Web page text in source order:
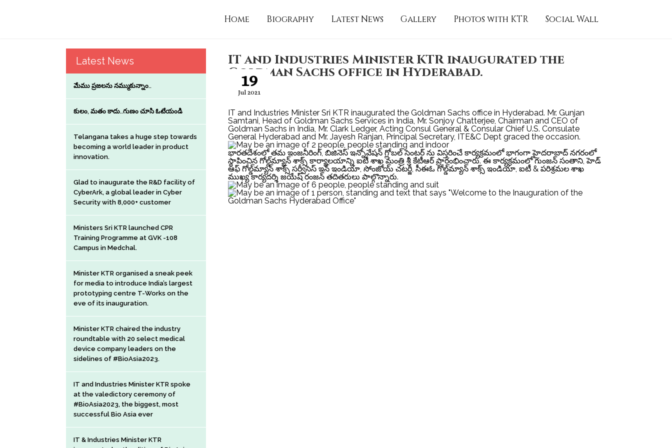
Home Biography Latest News Gallery Photos with KTR Social Wall
IT and Industries Minister KTR inaugurated the
Goldman Sachs office in Hyderabad.
19
Jul 2021
IT and Industries Minister Sri KTR inaugurated the Goldman Sachs office in Hyderabad. Mr. Gunjan
Samtani, Head of Goldman Sachs Services in India, Mr. Sonjoy Chatterjee, Chairman and CEO of
Goldman Sachs in India, Mr. Clark Ledger, Acting Consul General & Consular Chief U.S. Consulate
General Hyderabad and Mr. Jayesh Ranjan, Principal Secretary, ITE&C Dept graced the occasion.
భారతదేశంలో తమ ఇంజనీరింగ్, బిజినెస్ ఇన్నోవేషన్ గ్లోబల్ సెంటర్ ను విస్తరించే కార్యక్రమంలో భాగంగా హైదరాబాద్‌ నగరంలో
స్థాపించిన గోల్డ్‌మ్యాన్‌ శాక్స్‌ కార్యాలయాన్ని ఐటీ శాఖ మంత్రి శ్రీ కేటీఆర్‌ ప్రారంభించారు. ఈ కార్యక్రమంలో గుంజన్ సంతాని, హెడ్
ఆఫ్ గోల్డ్‌మ్యాన్‌ శాక్స్‌ సర్వీసెస్ ఇన్ ఇండియా, సోంజోయ్ చటర్జీ, సీఈఓ గోల్డ్‌మ్యాన్‌ శాక్స్‌ ఇండియా, ఐటీ & పరిశ్రమల శాఖ
ముఖ్య కార్యదర్శి జయేష్ రంజన్ తదితరులు పాల్గొన్నారు.
Latest News
మేము ప్రజలను నమ్ముకున్నాం..
కులం, మతం కాదు..గుణం చూసి ఓటేయండి
Telangana takes a huge step towards
becoming a world leader in product
innovation.
Glad to inaugurate the R&D facility of
CyberArk, a global leader in Cyber
Security with 8,000+ customer
Ministers Sri KTR launched CPR
Training Programme at GVK -108
Campus in Medchal.
Minister KTR organised a sneak peek
for media to introduce India’s largest
prototyping centre T-Works on the
eve of its inauguration.
Minister KTR chaired the industry
roundtable with 20 select medical
device company leaders on the
sidelines of #BioAsia2023.
IT and Industries Minister KTR spoke
at the valedictory ceremony of
#BioAsia2023, the biggest, most
successful Bio Asia ever
IT & Industries Minister KTR